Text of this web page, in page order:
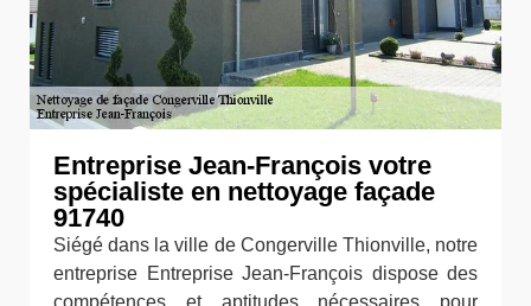
Entreprise Jean-François votre
spécialiste en nettoyage façade
91740
Siégé dans la ville de Congerville Thionville, notre
entreprise Entreprise Jean-François dispose des
compétences et aptitudes nécessaires pour